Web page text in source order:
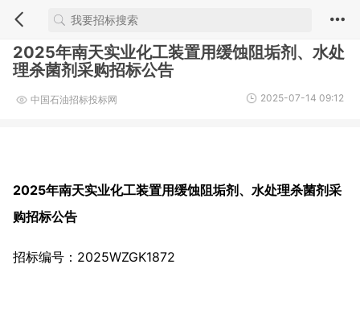
2025年南天实业化工装置用缓蚀阻垢剂、水处
理杀菌剂采购招标公告
中国石油招标投标网 2025-07-14 09:12
2025年南天实业化工装置用缓蚀阻垢剂、水处理杀菌剂采
购招标公告
招标编号：2025WZGK1872